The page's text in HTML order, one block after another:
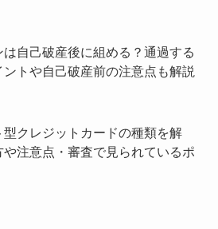
は自己破産後に組める？通過する
ントや自己破産前の注意点も解説
型クレジットカードの種類を解
注意点・審査で見られているポ